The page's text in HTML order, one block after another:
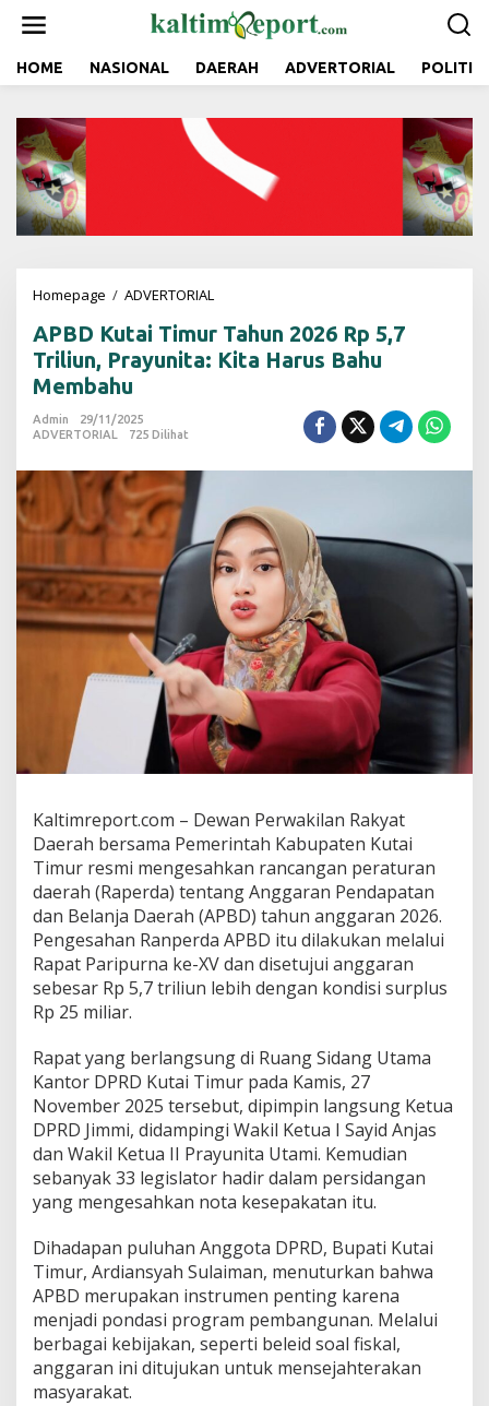
t
HOME NASIONAL DAERAH ADVERTORIAL POLITIK
Homepage / ADVERTORIAL
B
D
K
T
u
r
T
a
h
u
n
2
0
2
6
R
p
7
T
r
i
l
i
u
n
,
y
u
n
t
a
:
K
a
H
a
r
u
s
B
APBD Kutai Timur Tahun 2026 Rp 5,7
Triliun, Prayunita: Kita Harus Bahu
Membahu
Admin
29/11/2025
ADVERTORIAL
725 Dilihat
Kaltimreport.com – Dewan Perwakilan Rakyat
Daerah bersama Pemerintah Kabupaten Kutai
Timur resmi mengesahkan rancangan peraturan
daerah (Raperda) tentang Anggaran Pendapatan
dan Belanja Daerah (APBD) tahun anggaran 2026.
Pengesahan Ranperda APBD itu dilakukan melalui
Rapat Paripurna ke-XV dan disetujui anggaran
sebesar Rp 5,7 triliun lebih dengan kondisi surplus
Rp 25 miliar.
Rapat yang berlangsung di Ruang Sidang Utama
Kantor DPRD Kutai Timur pada Kamis, 27
November 2025 tersebut, dipimpin langsung Ketua
DPRD Jimmi, didampingi Wakil Ketua I Sayid Anjas
dan Wakil Ketua II Prayunita Utami. Kemudian
sebanyak 33 legislator hadir dalam persidangan
yang mengesahkan nota kesepakatan itu.
Dihadapan puluhan Anggota DPRD, Bupati Kutai
Timur, Ardiansyah Sulaiman, menuturkan bahwa
APBD merupakan instrumen penting karena
menjadi pondasi program pembangunan. Melalui
berbagai kebijakan, seperti beleid soal fiskal,
anggaran ini ditujukan untuk mensejahterakan
masyarakat.